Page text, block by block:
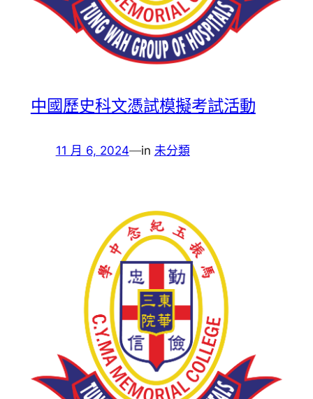
中國歷史科文憑試模擬考試活動
11 月 6, 2024—in 未分類